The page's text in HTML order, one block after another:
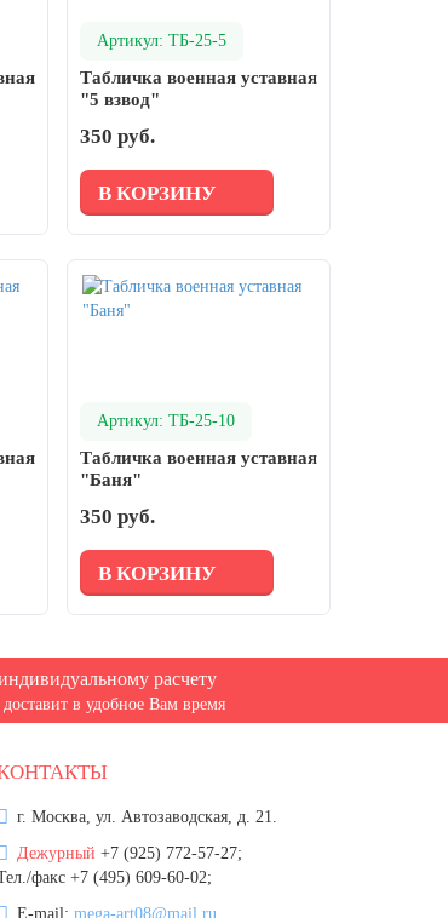
Артикул: ТБ-25-5
Табличка военная уставная
"5 взвод"
350 руб.
В КОРЗИНУ
Артикул: ТБ-25-10
Табличка военная уставная
"Баня"
350 руб.
В КОРЗИНУ
расчету
доставит в удобное Вам время
г. Москва, ул. Автозаводская, д. 21.
Дежурный +7 (925) 772-57-27;
факс +7 (495) 609-60-02;
E-mail: mega-art08@mail.ru